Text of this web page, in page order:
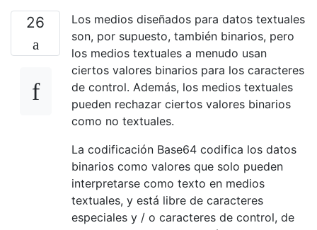
26
Los medios diseñados para datos textuales
son, por supuesto, también binarios, pero
los medios textuales a menudo usan
ciertos valores binarios para los caracteres
de control. Además, los medios textuales
pueden rechazar ciertos valores binarios
como no textuales.
La codificación Base64 codifica los datos
binarios como valores que solo pueden
interpretarse como texto en medios
textuales, y está libre de caracteres
especiales y / o caracteres de control, de